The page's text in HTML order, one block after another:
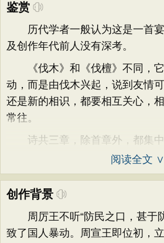
鉴赏
历代学者一般认为这是一首宴
及创作年代前人没有深考。
《伐木》和《伐檀》不同，它
动，而是由伐木兴起，说到友情
还是新的相识，都要相互关心，
常往。
诗共三章，除首章外，都集中
阅读全文 ∨
创作背景
周厉王不听“防民之口，甚于
致了国人暴动。周宣王即位初，